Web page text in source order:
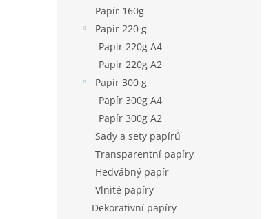
Papír 160g
Papír 220 g
Papír 220g A4
Papír 220g A2
Papír 300 g
Papír 300g A4
Papír 300g A2
Sady a sety papírů
Transparentní papíry
Hedvábný papír
Vlnité papíry
Dekorativní papíry